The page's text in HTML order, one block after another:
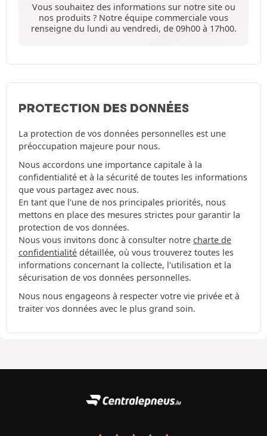
Vous souhaitez des informations sur notre site ou
nos produits ? Notre équipe commerciale vous
renseigne du lundi au vendredi, de 09h00 à 17h00.
PROTECTION DES DONNÉES
La protection de vos données personnelles est une
préoccupation majeure pour nous.
Nous accordons une importance capitale à la
confidentialité et à la sécurité de toutes les informations
que vous partagez avec nous.
En tant que l'une de nos principales priorités, nous
mettons en place des mesures strictes pour garantir la
protection de vos données.
Nous vous invitons donc à consulter notre charte de
confidentialité détaillée, où vous trouverez toutes les
informations concernant la collecte, l'utilisation et la
sécurisation de vos données personnelles.
Nous nous engageons à respecter votre vie privée et à
traiter vos données avec le plus grand soin.